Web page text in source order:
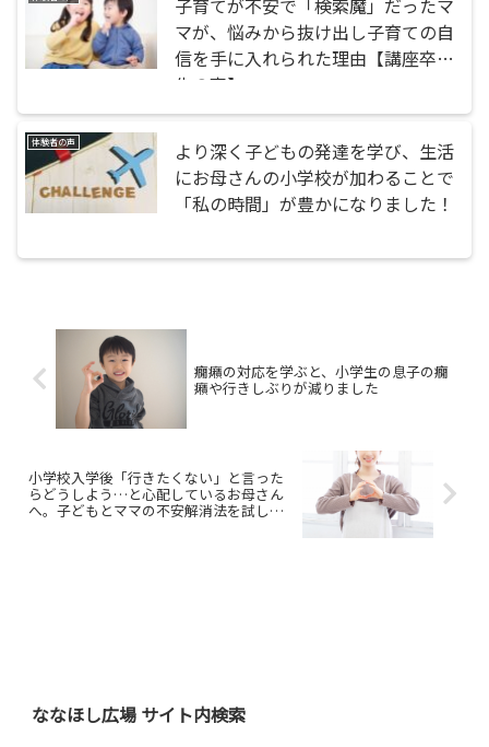
子育てが不安で「検索魔」だったマ
マが、悩みから抜け出し子育ての自
信を手に入れられた理由【講座卒業
生の声】
体験者の声
より深く子どもの発達を学び、生活
にお母さんの小学校が加わることで
「私の時間」が豊かになりました！
癇癪の対応を学ぶと、小学生の息子の癇
癪や行きしぶりが減りました
小学校入学後「行きたくない」と言った
らどうしよう…と心配しているお母さん
へ。子どもとママの不安解消法を試して
ななほし広場 サイト内検索